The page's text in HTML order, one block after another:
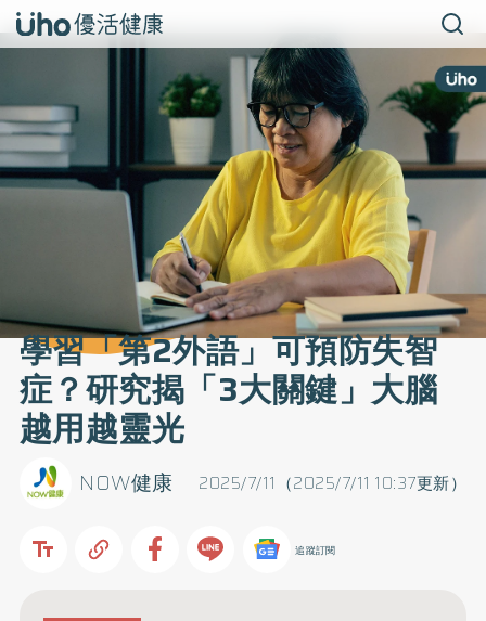
學習「第2外語」可預防失智
症？研究揭「3大關鍵」大腦
越用越靈光
2025/7/11（2025/7/11 10:37更新）
NOW健康
追蹤訂閱